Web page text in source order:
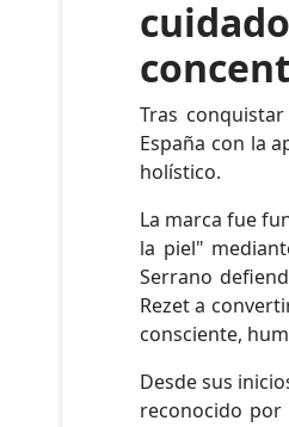
Tras
España con la
holístico.
La marca fue
la piel"
Serrano
Rezet a
consciente,
Desde sus
reconocido por